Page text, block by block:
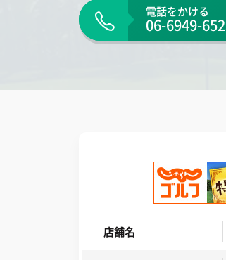
電話をかける
06-6949-
店舗名